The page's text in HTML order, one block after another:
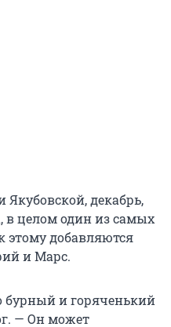
Якубовской, декабрь,
в целом один из самых
этому добавляются
и Марс.
бурный и горяченький
— Он может